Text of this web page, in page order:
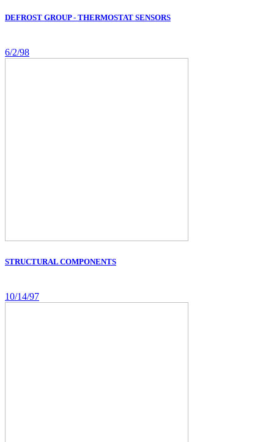
DEFROST GROUP - THERMOSTAT SENSORS
6/2/98
STRUCTURAL COMPONENTS
10/14/97